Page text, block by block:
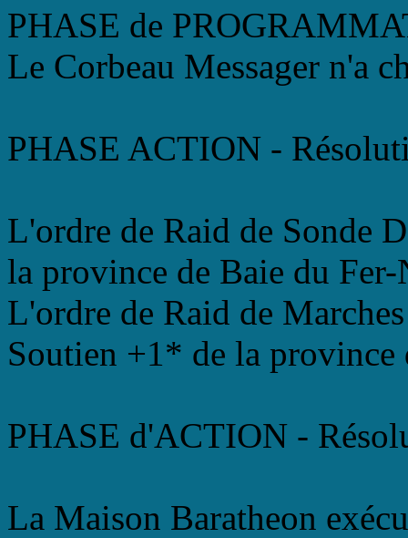
PHASE de
Le Corbeau Messager n'a
PHASE ACTION -
L'ordre de Raid de Sonde
la province de Baie du Fer-
L'ordre de Raid de
Soutien +1* de la
PHASE d'ACTION -
La Maison Baratheon